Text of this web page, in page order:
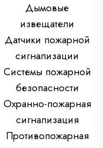
Дымовые
извещатели
Датчики пожарной
сигнализации
Системы пожарной
безопасности
Охранно-пожарная
сигнализация
Противопожарная